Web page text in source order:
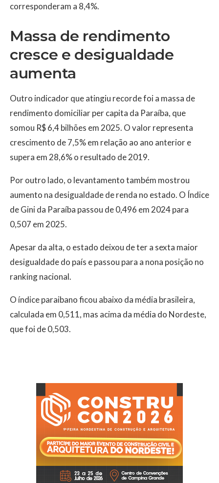
corresponderam a 8,4%.
Massa de rendimento
cresce e desigualdade
aumenta
Outro indicador que atingiu recorde foi a massa de
rendimento domiciliar per capita da Paraíba, que
somou R$ 6,4 bilhões em 2025. O valor representa
crescimento de 7,5% em relação ao ano anterior e
supera em 28,6% o resultado de 2019.
Por outro lado, o levantamento também mostrou
aumento na desigualdade de renda no estado. O Índice
de Gini da Paraíba passou de 0,496 em 2024 para
0,507 em 2025.
Apesar da alta, o estado deixou de ter a sexta maior
desigualdade do país e passou para a nona posição no
ranking nacional.
O índice paraibano ficou abaixo da média brasileira,
calculada em 0,511, mas acima da média do Nordeste,
que foi de 0,503.